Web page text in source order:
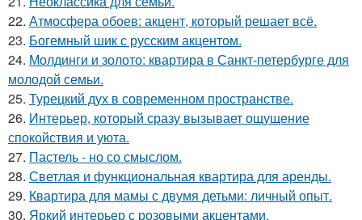
22. Атмосфера обоев: акцент, который решает всё.
23. Богемный шик с русским акцентом.
24. Молдинги и золото: квартира в Санкт-петербурге для
молодой семьи.
25. Турецкий дух в современном пространстве.
26. Интерьер, который сразу вызывает ощущение
спокойствия и уюта.
27. Пастель - но со смыслом.
28. Светлая и функциональная квартира для аренды.
29. Квартира для мамы с двумя детьми: личный опыт.
30. Яркий интерьер с розовыми акцентами.